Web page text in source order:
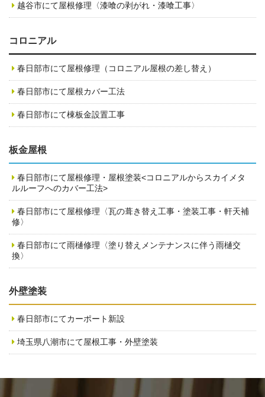
越谷市にて屋根修理〈漆喰の剥がれ・漆喰工事〉
コロニアル
春日部市にて屋根修理（コロニアル屋根の差し替え）
春日部市にて屋根カバー工法
春日部市にて棟板金設置工事
板金屋根
春日部市にて屋根修理・屋根塗装<コロニアルからスカイメタ
ルルーフへのカバー工法>
春日部市にて屋根修理〈瓦の葺き替え工事・塗装工事・軒天補
修〉
春日部市にて雨樋修理〈塗り替えメンテナンスに伴う雨樋交
換〉
外壁塗装
春日部市にてカーポート新設
埼玉県八潮市にて屋根工事・外壁塗装